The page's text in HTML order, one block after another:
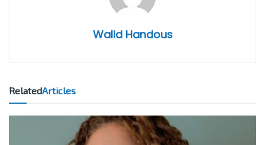
Walid Handous
RelatedArticles